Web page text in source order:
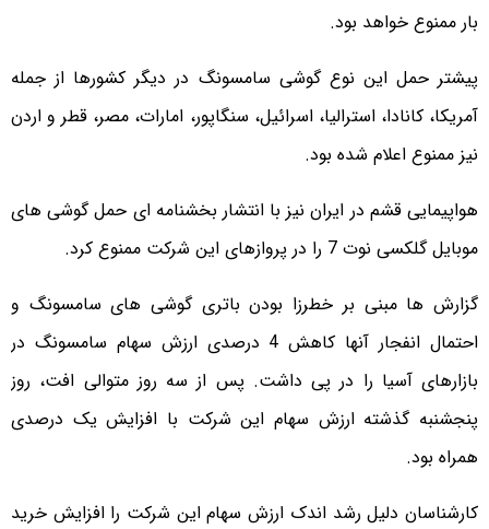
بار ممنوع خواهد بود.
پیشتر حمل این نوع گوشی سامسونگ در دیگر کشورها از جمله
آمریکا، کانادا، استرالیا، اسرائیل، سنگاپور، امارات، مصر، قطر و اردن
نیز ممنوع اعلام شده بود.
هواپیمایی قشم در ایران نیز با انتشار بخشنامه ای حمل گوشی های
موبایل گلکسی نوت 7 را در پروازهای این شرکت ممنوع کرد.
گزارش ها مبنی بر خطرزا بودن باتری گوشی های سامسونگ و
احتمال انفجار آنها کاهش 4 درصدی ارزش سهام سامسونگ در
بازارهای آسیا را در پی داشت. پس از سه روز متوالی افت، روز
پنجشنبه گذشته ارزش سهام این شرکت با افزایش یک درصدی
همراه بود.
کارشناسان دلیل رشد اندک ارزش سهام این شرکت را افزایش خرید